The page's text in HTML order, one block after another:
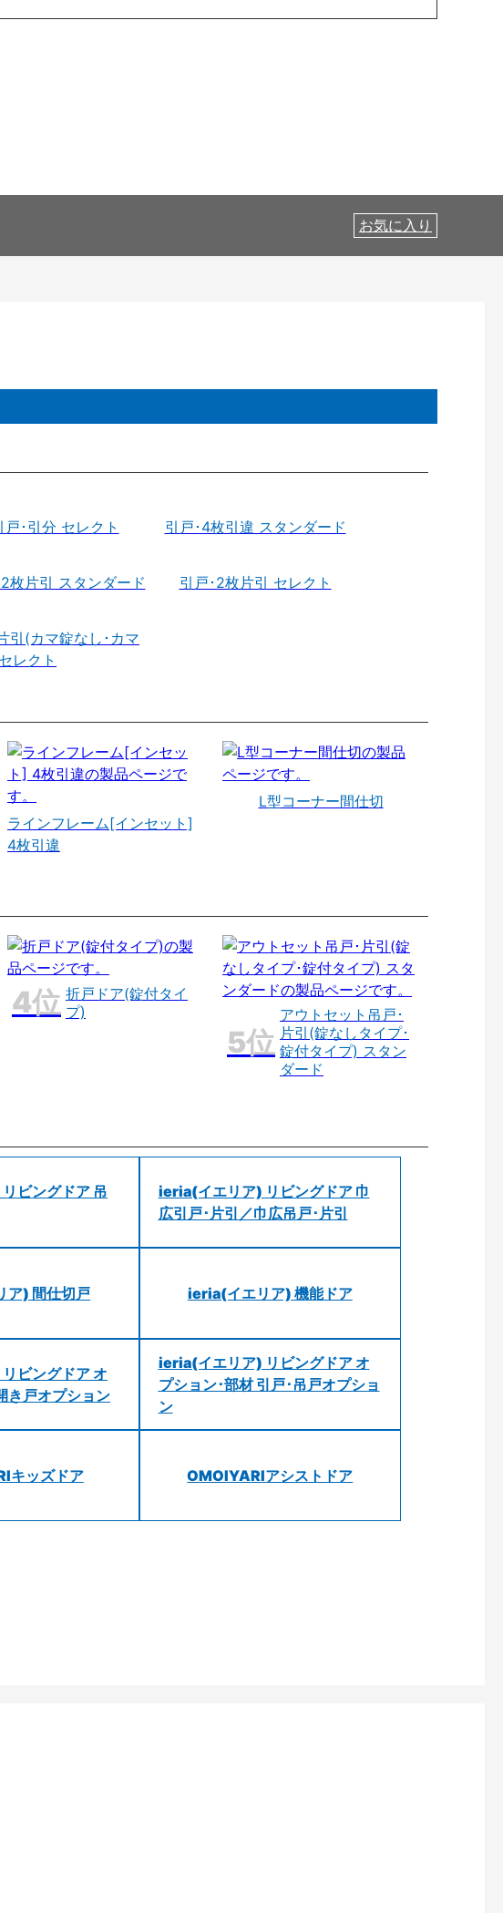
お気に入り
戸･引分 セレクト 引戸･4枚引違 スタンダード
枚片引 スタンダード 引戸･2枚片引 セレクト
引(カマ錠なし･カマ
レクト
ラインフレーム[インセット]
4枚引違
L型コーナー間仕切
折戸ドア(錠付タイ
プ)
アウトセット吊戸･
片引(錠なしタイプ･
錠付タイプ) スタン
ダード
ビングドア 吊
ieria(イエリア) リビングドア 巾
広引戸･片引／巾広吊戸･片引
ア) 間仕切戸 ieria(イエリア) 機能ドア
ビングドア オ
き戸オプション
ieria(イエリア) リビングドア オ
プション･部材 引戸･吊戸オプショ
ン
キッズドア OMOIYARIアシストドア